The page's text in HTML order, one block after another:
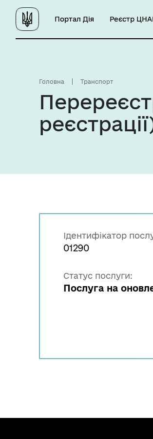
Портал Дія Реєстр
Головна Транспорт
Ідентифікатор
01290
Статус послуги:
Послуга на